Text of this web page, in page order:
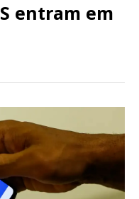
entram em